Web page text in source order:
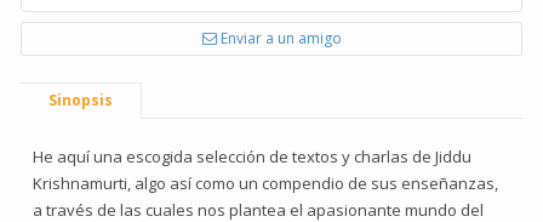
Enviar a un amigo
Sinopsis
He aquí una escogida selección de textos y charlas de Jiddu
Krishnamurti, algo así como un compendio de sus enseñanzas,
a través de las cuales nos plantea el apasionante mundo del